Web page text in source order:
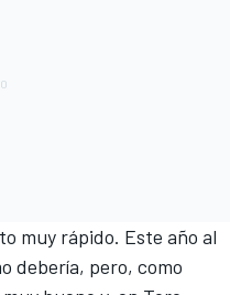
muy rápido. Este año al
debería, pero, como